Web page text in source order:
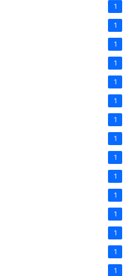
1
1
1
1
1
1
1
1
1
1
1
1
1
1
1